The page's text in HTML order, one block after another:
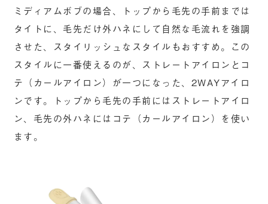
ミディアムボブの場合、トップから毛先の手前までは
タイトに、毛先だけ外ハネにして自然な毛流れを強調
させた、スタイリッシュなスタイルもおすすめ。この
スタイルに一番使えるのが、ストレートアイロンとコ
テ（カールアイロン）が一つになった、2WAYアイロ
ンです。トップから毛先の手前にはストレートアイロ
ン、毛先の外ハネにはコテ（カールアイロン）を使い
ます。